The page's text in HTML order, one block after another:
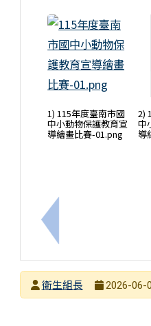
上一筆：南華大學
1) 115年度臺南市國
中小動物保護教育宣
導繪畫比賽-01.png
2)
中
導
發布者
衛生組長
2026-06-